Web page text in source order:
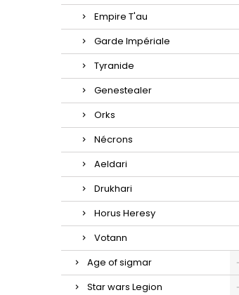
Empire T'au
Garde Impériale
Tyranide
Genestealer
Orks
Nécrons
Aeldari
Drukhari
Horus Heresy
Votann
Age of sigmar
Star wars Legion